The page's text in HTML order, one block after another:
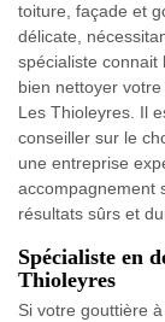
toiture, façade et
délicate,
spécialiste connait
bien nettoyer
Les Thioleyres. Il
conseiller sur le
une entreprise
accompagnement
résultats sûrs et
Spécialiste en
Thioleyres
Si votre gouttière